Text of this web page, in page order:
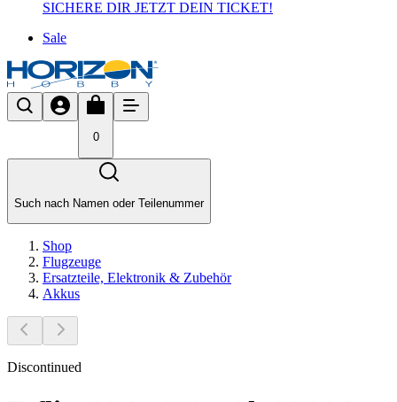
SICHERE DIR JETZT DEIN TICKET!
Sale
0
Such nach Namen oder Teilenummer
Shop
Flugzeuge
Ersatzteile, Elektronik & Zubehör
Akkus
Discontinued